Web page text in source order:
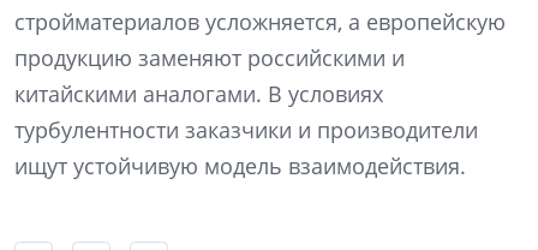
стройматериалов усложняется, а европейскую
продукцию заменяют российскими и
китайскими аналогами. В условиях
турбулентности заказчики и производители
ищут устойчивую модель взаимодействия.